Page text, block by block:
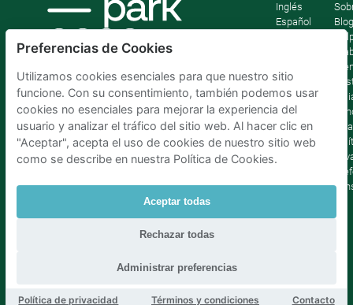
Inglés
Español
Blog
Parking Madrid La Latina|Parking Madrid Bilbao
Parking Bruselas Parking La Haya
Preferencias de Cookies
Utilizamos cookies esenciales para que nuestro sitio
funcione. Con su consentimiento, también podemos usar
cookies no esenciales para mejorar la experiencia del
usuario y analizar el tráfico del sitio web. Al hacer clic en
"Aceptar", acepta el uso de cookies de nuestro sitio web
como se describe en nuestra Política de Cookies.
Aceptar todas
Rechazar todas
Administrar preferencias
Política de privacidad Términos y condiciones Contacto